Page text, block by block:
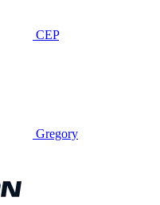
CEP
Gregory